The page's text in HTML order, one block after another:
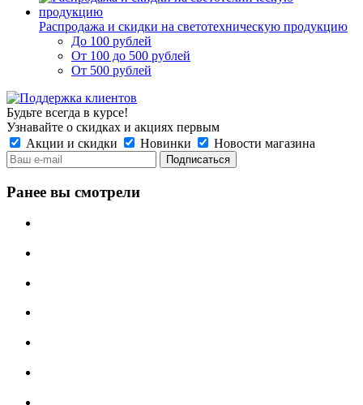
Распродажа и скидки на светотехническую продукцию
До 100 рублей
От 100 до 500 рублей
От 500 рублей
Будьте всегда в курсе!
Узнавайте о скидках и акциях первым
Акции и скидки
Новинки Новости магазина
Ранее вы смотрели